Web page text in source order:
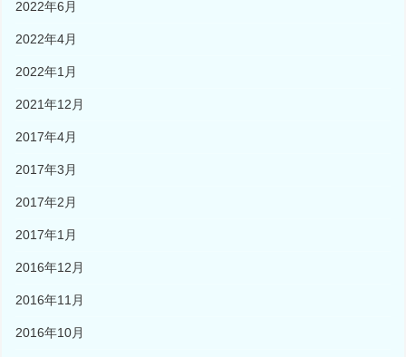
2022年6月
2022年4月
2022年1月
2021年12月
2017年4月
2017年3月
2017年2月
2017年1月
2016年12月
2016年11月
2016年10月